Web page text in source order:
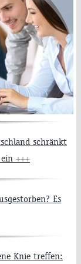
schränkt
+++
Es
Knie treffen: